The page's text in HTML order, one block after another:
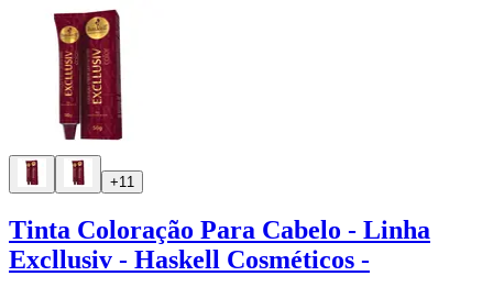
+11
Tinta Coloração Para Cabelo - Linha
Excllusiv - Haskell Cosméticos -